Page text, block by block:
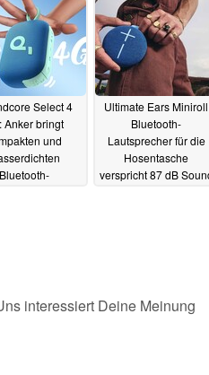
15.10.2024
Powerbank-Funktion
10.10.2024
Select 4
Anker bringt
und
Bluetooth-
Ultimate Ears Miniroll
Bluetooth-
Lautsprecher für die
Hosentasche
verspricht 87 dB
interessiert Deine Meinung